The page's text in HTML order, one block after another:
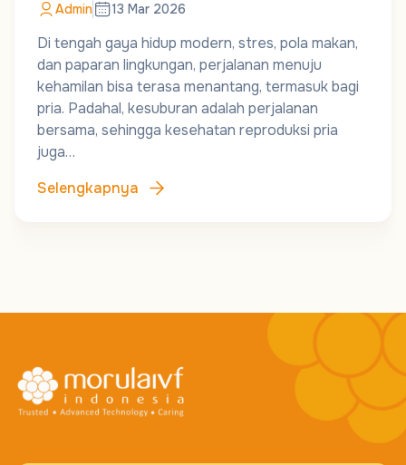
Admin 13 Mar 2026
Di tengah gaya hidup modern, stres, pola makan,
dan paparan lingkungan, perjalanan menuju
kehamilan bisa terasa menantang, termasuk bagi
pria. Padahal, kesuburan adalah perjalanan
bersama, sehingga kesehatan reproduksi pria
juga…
Selengkapnya